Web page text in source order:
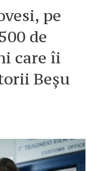
pe
de
care îi
Beșu